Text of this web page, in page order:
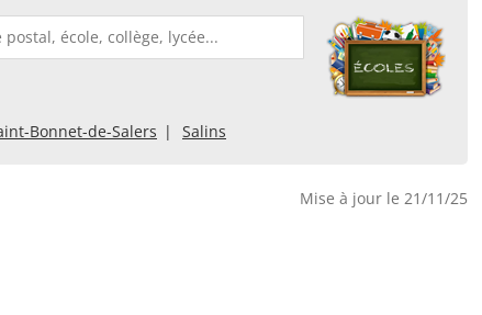
Bonnet-de-Salers Salins
Mise à jour le 21/11/25